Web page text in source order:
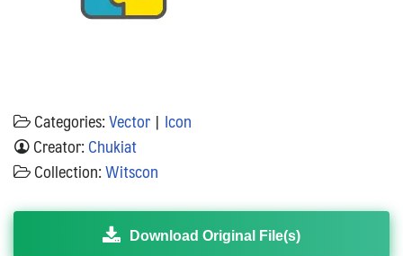
Categories:Vector | Icon
Creator:Chukiat
Collection:Witscon
Download Original File(s)